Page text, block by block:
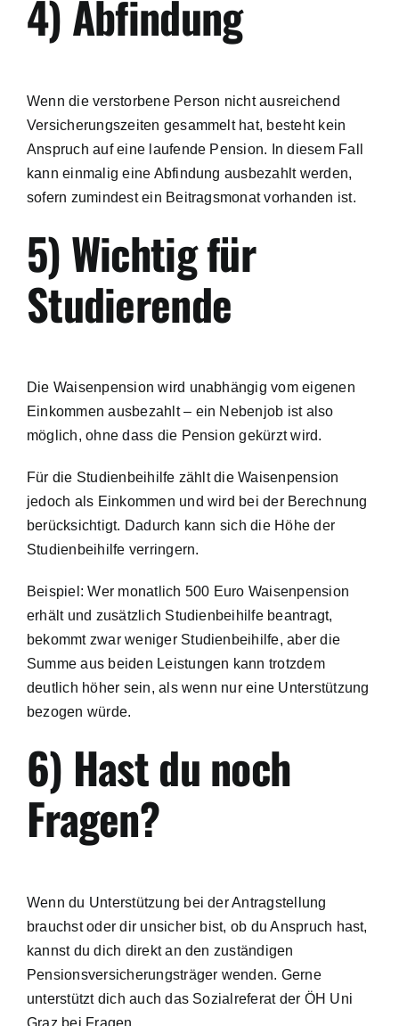
4) Abfindung
Wenn die verstorbene Person nicht ausreichend
Versicherungszeiten gesammelt hat, besteht kein
Anspruch auf eine laufende Pension. In diesem Fall
kann einmalig eine Abfindung ausbezahlt werden,
sofern zumindest ein Beitragsmonat vorhanden ist.
5) Wichtig für
Studierende
Die Waisenpension wird unabhängig vom eigenen
Einkommen ausbezahlt – ein Nebenjob ist also
möglich, ohne dass die Pension gekürzt wird.
Für die Studienbeihilfe zählt die Waisenpension
jedoch als Einkommen und wird bei der Berechnung
berücksichtigt. Dadurch kann sich die Höhe der
Studienbeihilfe verringern.
Beispiel: Wer monatlich 500 Euro Waisenpension
erhält und zusätzlich Studienbeihilfe beantragt,
bekommt zwar weniger Studienbeihilfe, aber die
Summe aus beiden Leistungen kann trotzdem
deutlich höher sein, als wenn nur eine Unterstützung
bezogen würde.
6) Hast du noch
Fragen?
Wenn du Unterstützung bei der Antragstellung
brauchst oder dir unsicher bist, ob du Anspruch hast,
kannst du dich direkt an den zuständigen
Pensionsversicherungsträger wenden. Gerne
unterstützt dich auch das Sozialreferat der ÖH Uni
Graz bei Fragen.